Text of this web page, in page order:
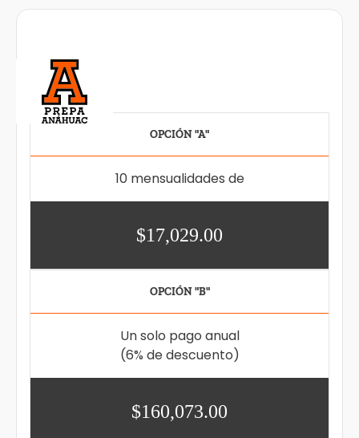
OPCIÓN "A"
10 mensualidades de
$17,029.00
OPCIÓN "B"
Un solo pago anual
(6% de descuento)
$160,073.00